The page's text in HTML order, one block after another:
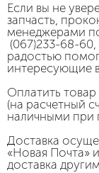
Если вы не
запчасть,
менеджерами
(067)233-68-
радостью
интересующие
Оплатить
(на расчетный
наличными при
Доставка
«Новая Почта»
доставка